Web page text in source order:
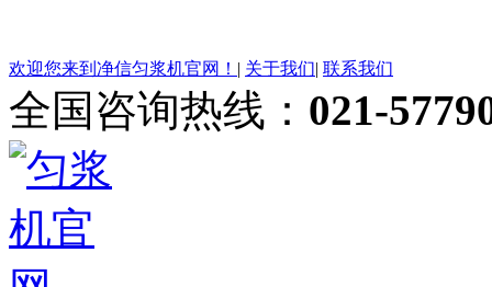
欢迎您来到净信匀浆机官网！ | 关于我们| 联系我们
全国咨询热线： 021-